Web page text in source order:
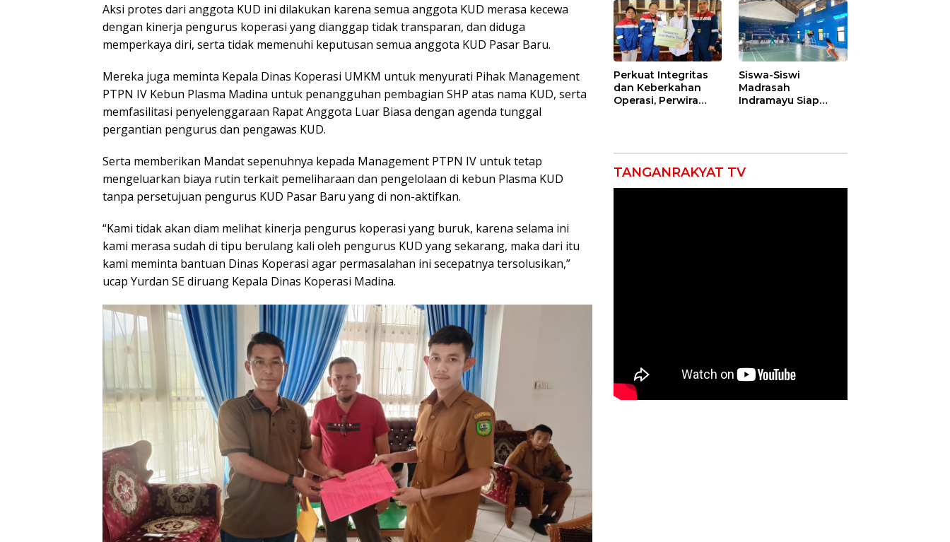
Aksi protes dari anggota KUD ini dilakukan karena semua anggota KUD merasa kecewa
dengan kinerja pengurus koperasi yang dianggap tidak transparan, dan diduga
memperkaya diri, serta tidak memenuhi keputusan semua anggota KUD Pasar Baru.
Mereka juga meminta Kepala Dinas Koperasi UMKM untuk menyurati Pihak Management
PTPN IV Kebun Plasma Madina untuk penangguhan pembagian SHP atas nama KUD, serta
memfasilitasi penyelenggaraan Rapat Anggota Luar Biasa dengan agenda tunggal
pergantian pengurus dan pengawas KUD.
Serta memberikan Mandat sepenuhnya kepada Management PTPN IV untuk tetap
mengeluarkan biaya rutin terkait pemeliharaan dan pengelolaan di kebun Plasma KUD
tanpa persetujuan pengurus KUD Pasar Baru yang di non-aktifkan.
“Kami tidak akan diam melihat kinerja pengurus koperasi yang buruk, karena selama ini
kami merasa sudah di tipu berulang kali oleh pengurus KUD yang sekarang, maka dari itu
kami meminta bantuan Dinas Koperasi agar permasalahan ini secepatnya tersolusikan,”
ucap Yurdan SE diruang Kepala Dinas Koperasi Madina.
Indramayu
Rampung
Perkuat Integritas
dan Keberkahan
Operasi, Perwira
Siswa-Siswi
Madrasah
Indramayu Siap
TANGANRAKYAT TV